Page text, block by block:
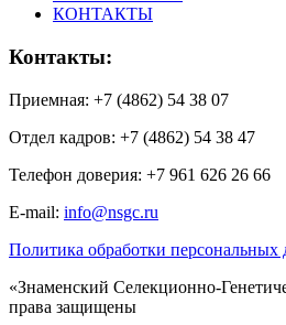
КОНТАКТЫ
Контакты:
Приемная: +7 (4862) 54 38 07
Отдел кадров: +7 (4862) 54 38 47
Телефон доверия: +7 961 626 26 66
E-mail: info@nsgc.ru
Политика обработки персональных
«Знаменский Селекционно-
права защищены